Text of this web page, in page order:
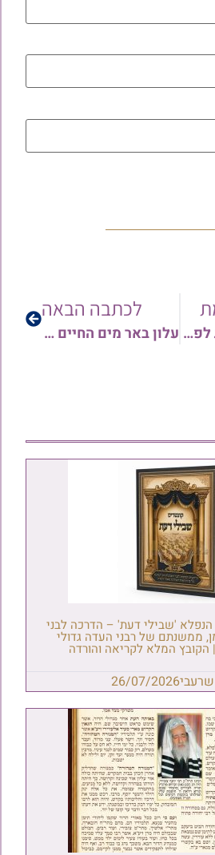
עיוני הלכה ומנהג לפרשת וארא ה'תשפ"א | בדין שומע כעונה בחילוקי מנהגים על ארבע כוסות | הרב משה יפת
לכתבה הבאה
עלון באר מים החיים לפרשת וארא תשפ”א | בו מובא מתורתו של הגאון הרב שלמה יהודה – הינוקא | לעיון והורדה
הנפלא 'שבילי דעת' – הדרכה לבני
ממשנתם של רבני העדה גדולי
המלא לקריאה והורדה
26/07/2026